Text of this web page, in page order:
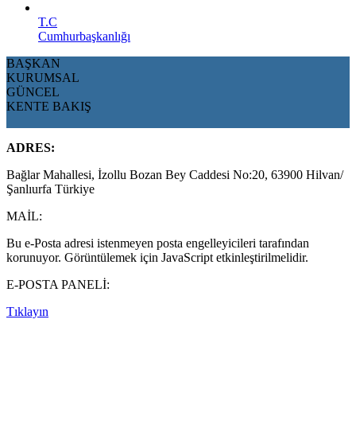
T.C
Cumhurbaşkanlığı
BAŞKAN
KURUMSAL
GÜNCEL
KENTE BAKIŞ
ADRES:
Bağlar Mahallesi, İzollu Bozan Bey Caddesi No:20, 63900 Hilvan/
Şanlıurfa Türkiye
MAİL:
Bu e-Posta adresi istenmeyen posta engelleyicileri tarafından
korunuyor. Görüntülemek için JavaScript etkinleştirilmelidir.
E-POSTA PANELİ:
Tıklayın